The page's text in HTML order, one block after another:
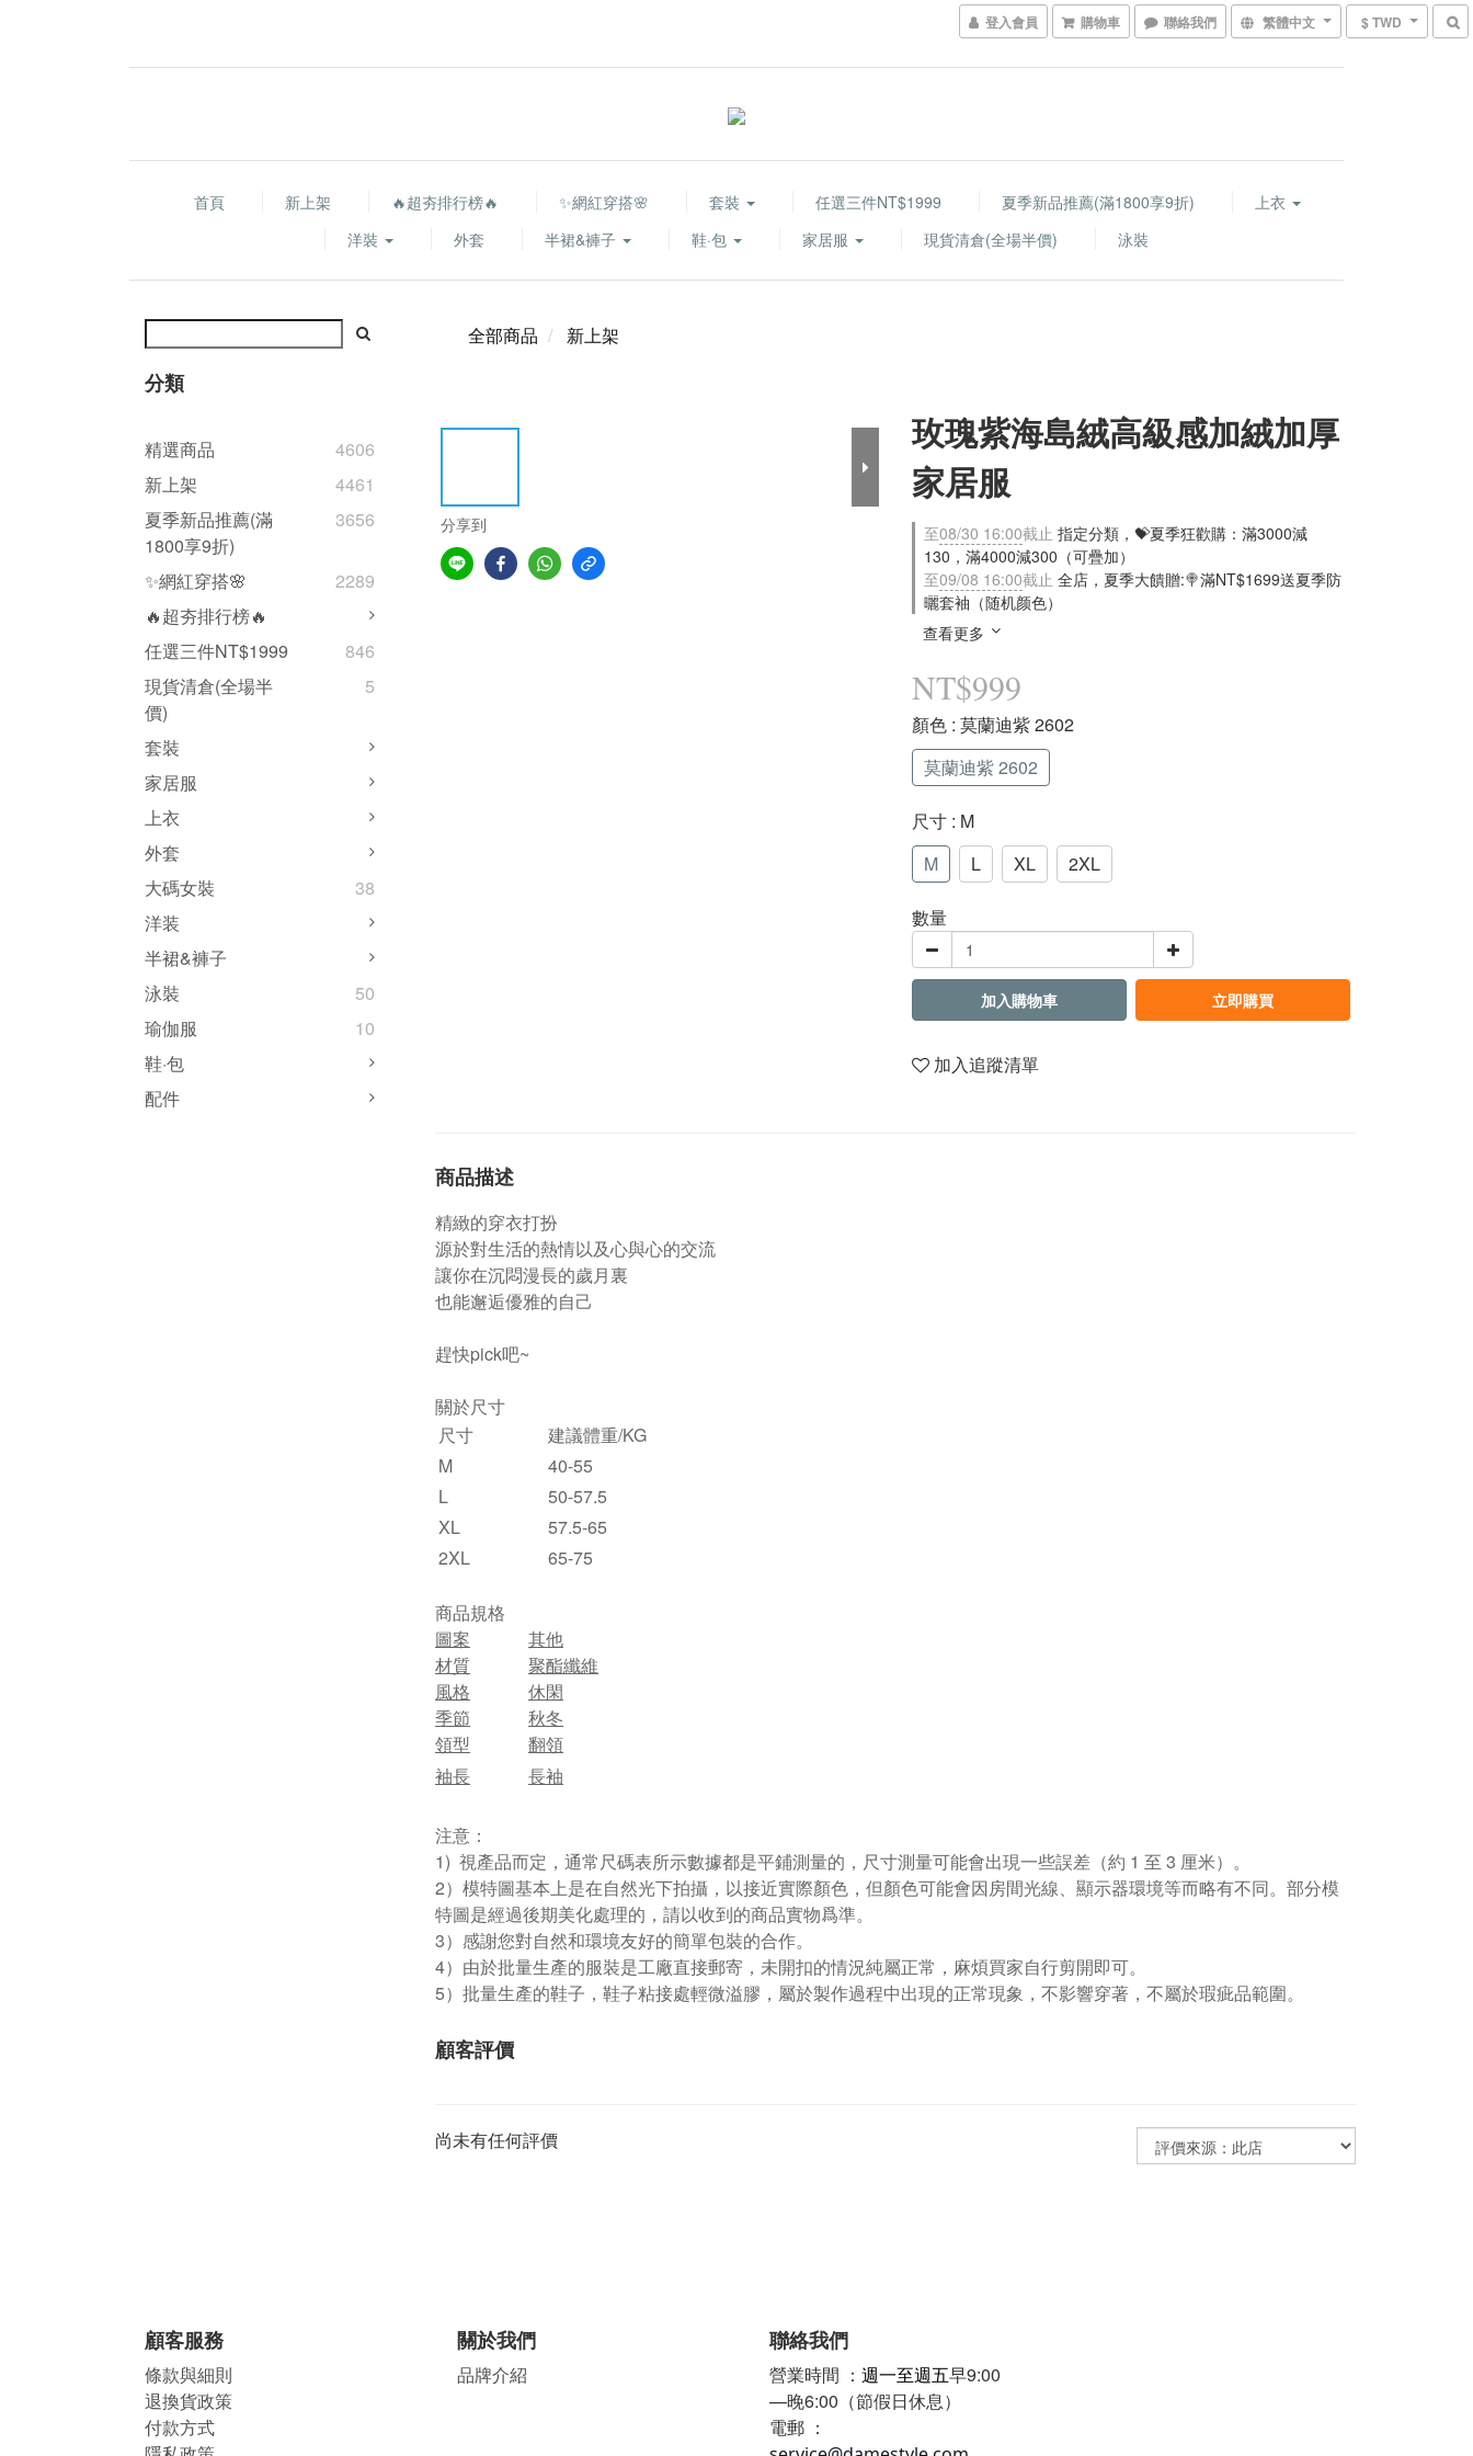
登入會員 購物車 聯絡我們 繁體中文 $ TWD
首頁 新上架 🔥超夯排行榜🔥 ✨網紅穿搭🌸 套裝 任選三件NT$1999 夏季新品推薦(滿1800享9折)
上衣
洋裝
外套 半裙&褲子 鞋·包 家居服 現貨清倉(全場半價) 泳裝
分類
精選商品
4606
新上架
4461
夏季新品推薦(滿
1800享9折)
3656
✨網紅穿搭🌸
2289
🔥超夯排行榜🔥
任選三件NT$1999
846
現貨清倉(全場半
價)
5
套裝
家居服
上衣
外套
大碼女裝
38
洋装
半裙&褲子
泳裝
50
瑜伽服
10
鞋·包
配件
全部商品 新上架
分享到
玫瑰紫海島絨高級感加絨加厚
家居服
至08/30 16:00截止 指定分類，💝夏季狂歡購：滿3000減
130，滿4000減300（可疊加）
至09/08 16:00截止 全店，夏季大饋贈:🍭滿NT$1699送夏季防
曬套袖（随机颜色）
查看更多
NT$999
顏色 : 莫蘭迪紫 2602
莫蘭迪紫 2602
尺寸 : M
M
L XL 2XL
數量
加入購物車 立即購買
加入追蹤清單
商品描述
精緻的穿衣打扮
源於對生活的熱情以及心與心的交流
讓你在沉悶漫長的歲月裏
也能邂逅優雅的自己
趕快pick吧~
關於尺寸
尺寸
建議體重/KG
M
40-55
L
50-57.5
XL
57.5-65
2XL
65-75
商品規格
圖案
其他
材質
聚酯纖維
風格
休閑
季節
秋冬
領型
翻領
袖長
長袖
注意：
1) 視產品而定，通常尺碼表所示數據都是平鋪測量的，尺寸測量可能會出現一些誤差（約 1 至 3 厘米）。
2）模特圖基本上是在自然光下拍攝，以接近實際顏色，但顏色可能會因房間光線、顯示器環境等而略有不同。部分模
特圖是經過後期美化處理的，請以收到的商品實物爲準。
3）感謝您對自然和環境友好的簡單包裝的合作。
4）由於批量生產的服裝是工廠直接郵寄，未開扣的情況純屬正常，麻煩買家自行剪開即可。
5）批量生產的鞋子，鞋子粘接處輕微溢膠，屬於製作過程中出現的正常現象，不影響穿著，不屬於瑕疵品範圍。
顧客評價
尚未有任何評價
顧客服務
條款與細則
退換貨政策
付款方式
關於我們
品牌介紹
聯絡我們
營業時間 ： 週一至週五早9:00
—晚6:00（節假日休息）
電郵 ：